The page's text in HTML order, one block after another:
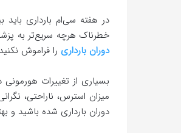
در هفته سی‌ام بارداری
خطرناک هرچه سریع‌تر به
دوران بارداری را فراموش
بسیاری از تغییرات
میزان استرس، ناراحتی،
دوران بارداری شده باشید و